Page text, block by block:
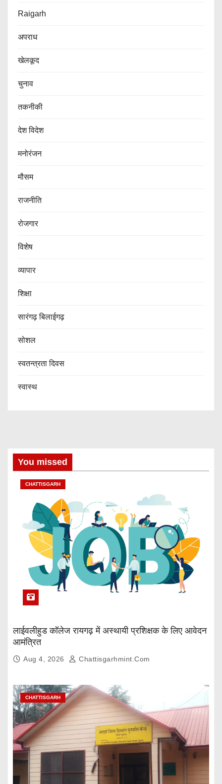
Raigarh
अपराध
खेलकूद
चुनाव
तकनीकी
देश विदेश
मनोरंजन
मौसम
राजनीति
रोजगार
विशेष
व्यापार
शिक्षा
सारंगढ़ बिलाईगढ़
सोशल
स्वतन्त्रता दिवस
स्वास्थ
You missed
CHATTISGARH
लाईवलीहुड कॉलेज रायगढ़ में अस्थायी प्रशिक्षक के लिए आवेदन
आमंत्रित
Aug 4, 2026 Chattisgarhmint.com
CHATTISGARH